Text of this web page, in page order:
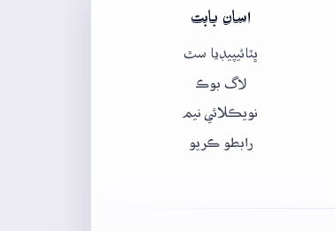
اسان بابت
ڀٽائيپيڊيا سٿ
لاگ بوڪ
نويڪلائي نيم
رابطو ڪريو